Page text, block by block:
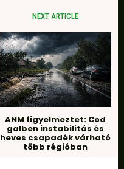
NEXT ARTICLE
ANM figyelmeztet: Cod
galben instabilitás és
heves csapadék várható
több régióban